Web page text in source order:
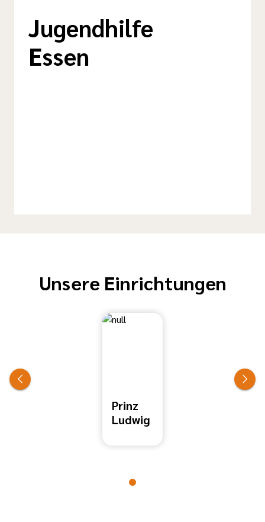
Jugendhilfe
Essen
Unsere Einrichtungen
Prinz
Ludwig